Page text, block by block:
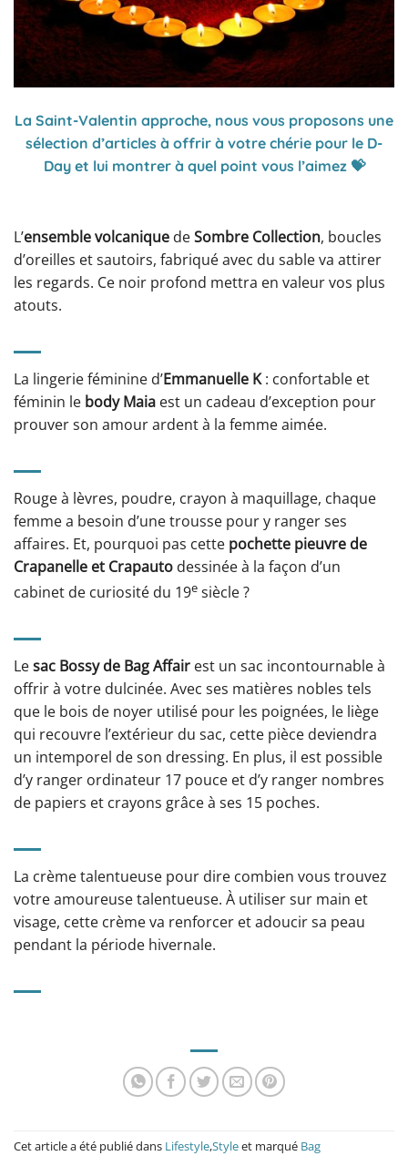
La Saint-Valentin approche, nous vous proposons une
sélection d’articles à offrir à votre chérie pour le D-
Day et lui montrer à quel point vous l’aimez 💝
L’ensemble volcanique deSombre Collection, boucles
d’oreilles et sautoirs, fabriqué avec du sable va attirer
les regards. Ce noir profond mettra en valeur vos plus
atouts.
La lingerie féminine d’Emmanuelle K: confortable et
féminin le body Maia est un cadeau d’exception pour
prouver son amour ardent à la femme aimée.
Rouge à lèvres, poudre, crayon à maquillage, chaque
femme a besoin d’une trousse pour y ranger ses
affaires. Et, pourquoi pas cette pochette pieuvre de
Crapanelle et Crapauto dessinée à la façon d’un
cabinet de curiosité du 19e siècle ?
Lesac Bossy de Bag Affair est un sac incontournable à
offrir à votre dulcinée. Avec ses matières nobles tels
que le bois de noyer utilisé pour les poignées, le liège
qui recouvre l’extérieur du sac, cette pièce deviendra
un intemporel de son dressing. En plus, il est possible
d’y ranger ordinateur 17 pouce et d’y ranger nombres
de papiers et crayons grâce à ses 15 poches.
La crème talentueuse pour dire combien vous trouvez
votre amoureuse talentueuse. À utiliser sur main et
visage, cette crème va renforcer et adoucir sa peau
pendant la période hivernale.
Cet article a été publié dans Lifestyle,Styleet marqué Bag